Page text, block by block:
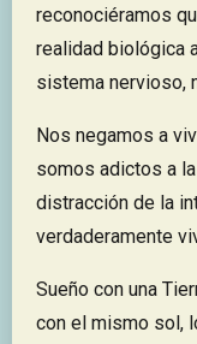
reconociéramos
realidad biológica
sistema nervioso,
Nos negamos a
somos adictos a
distracción de la
verdaderamente
Sueño con una
con el mismo sol,